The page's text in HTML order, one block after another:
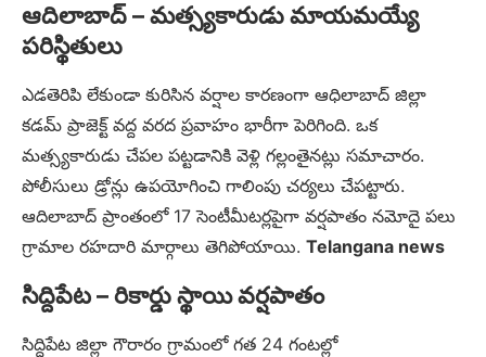
ఆదిలాబాద్ – మత్స్యకారుడు మాయమయ్యే
పరిస్థితులు
ఎడతెరిపి లేకుండా కురిసిన వర్షాల కారణంగా ఆధిలాబాద్ జిల్లా
కడమ్ ప్రాజెక్ట్ వద్ద వరద ప్రవాహం భారీగా పెరిగింది. ఒక
మత్స్యకారుడు చేపల పట్టడానికి వెళ్లి గల్లంతైనట్లు సమాచారం.
పోలీసులు డ్రోన్లు ఉపయోగించి గాలింపు చర్యలు చేపట్టారు.
ఆదిలాబాద్ ప్రాంతంలో 17 సెంటీమీటర్లపైగా వర్షపాతం నమోదై పలు
గ్రామాల రహదారి మార్గాలు తెగిపోయాయి. Telangana news
సిద్దిపేట – రికార్డు స్థాయి వర్షపాతం
సిద్దిపేట జిల్లా గౌరారం గ్రామంలో గత 24 గంటల్లో